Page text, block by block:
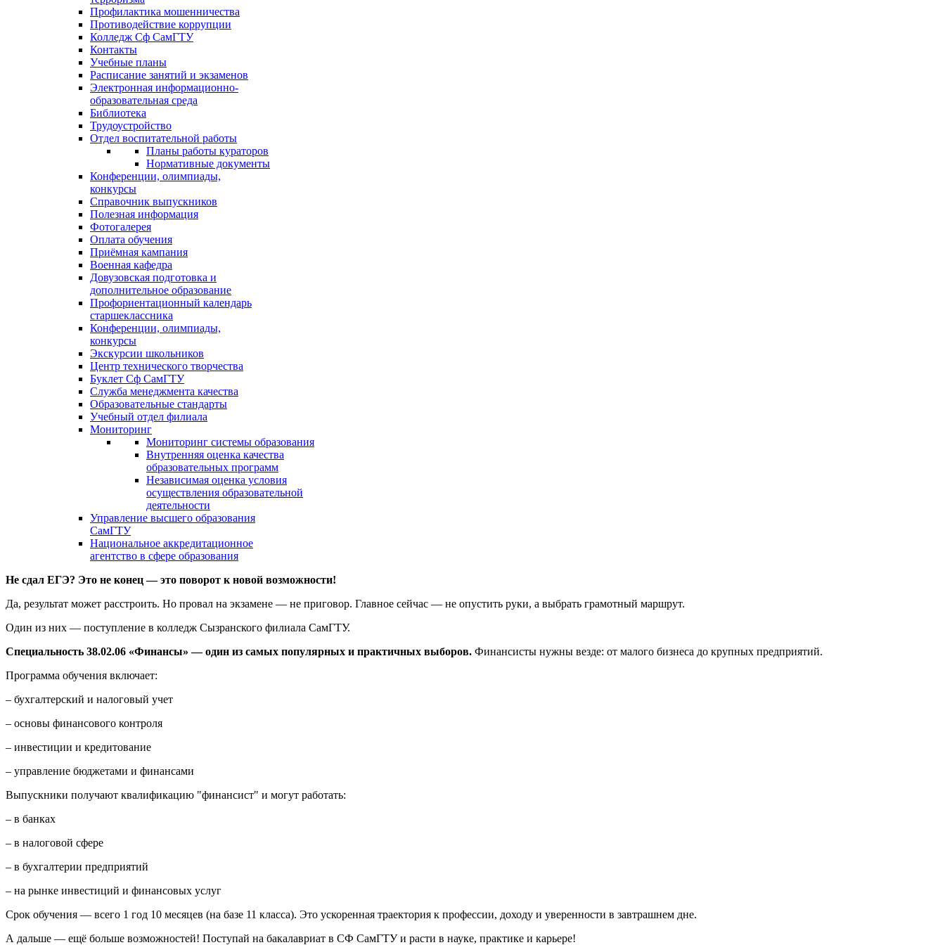
Профилактика мошенничества
Противодействие коррупции
Колледж Сф СамГТУ
Контакты
Учебные планы
Расписание занятий и экзаменов
Электронная информационно-
образовательная среда
Библиотека
Трудоустройство
Отдел воспитательной работы
Планы работы кураторов
Нормативные документы
Конференции, олимпиады,
конкурсы
Справочник выпускников
Полезная информация
Фотогалерея
Оплата обучения
Приёмная кампания
Военная кафедра
Довузовская подготовка и
дополнительное образование
Профориентационный календарь
старшеклассника
Конференции, олимпиады,
конкурсы
Экскурсии школьников
Центр технического творчества
Буклет Сф СамГТУ
Служба менеджмента качества
Образовательные стандарты
Учебный отдел филиала
Мониторинг
Мониторинг системы образования
Внутренняя оценка качества
образовательных программ
Независимая оценка условия
осуществления образовательной
деятельности
Управление высшего образования
СамГТУ
Национальное аккредитационное
агентство в сфере образования
Не сдал ЕГЭ? Это не конец — это поворот к новой возможности!
Да, результат может расстроить. Но провал на экзамене — не приговор. Главное сейчас — не опустить руки, а выбрать грамотный маршрут.
Один из них — поступление в колледж Сызранского филиала СамГТУ.
Специальность 38.02.06 «Финансы» — один из самых популярных и практичных выборов. Финансисты нужны везде: от малого бизнеса до крупных предприятий.
Программа обучения включает:
– бухгалтерский и налоговый учет
– основы финансового контроля
– инвестиции и кредитование
– управление бюджетами и финансами
Выпускники получают квалификацию "финансист" и могут работать:
– в банках
– в налоговой сфере
– в бухгалтерии предприятий
– на рынке инвестиций и финансовых услуг
Срок обучения — всего 1 год 10 месяцев (на базе 11 класса). Это ускоренная траектория к профессии, доходу и уверенности в завтрашнем дне.
А дальше — ещё больше возможностей! Поступай на бакалавриат в СФ СамГТУ и расти в науке, практике и карьере!